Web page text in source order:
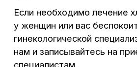
Материалы, размещенные на данном
сайте, носят информационный характер
и предназначены для образовательных
целей. Посетители сайта не должны
использовать их в качестве
постановки диагноза себе или третьим